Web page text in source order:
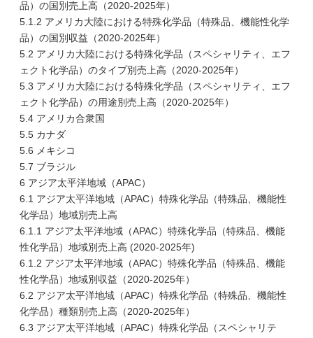
品）の国別売上高（2020-2025年）
5.1.2 アメリカ大陸における特殊化学品（特殊品、機能性化学
品）の国別収益（2020-2025年）
5.2 アメリカ大陸における特殊化学品（スペシャリティ、エフ
ェクト化学品）のタイプ別売上高（2020-2025年）
5.3 アメリカ大陸における特殊化学品（スペシャリティ、エフ
ェクト化学品）の用途別売上高（2020-2025年）
5.4 アメリカ合衆国
5.5 カナダ
5.6 メキシコ
5.7 ブラジル
6 アジア太平洋地域（APAC）
6.1 アジア太平洋地域（APAC）特殊化学品（特殊品、機能性
化学品）地域別売上高
6.1.1 アジア太平洋地域（APAC）特殊化学品（特殊品、機能
性化学品）地域別売上高 (2020-2025年)
6.1.2 アジア太平洋地域（APAC）特殊化学品（特殊品、機能
性化学品）地域別収益（2020-2025年）
6.2 アジア太平洋地域（APAC）特殊化学品（特殊品、機能性
化学品）種類別売上高（2020-2025年）
6.3 アジア太平洋地域（APAC）特殊化学品（スペシャリテ